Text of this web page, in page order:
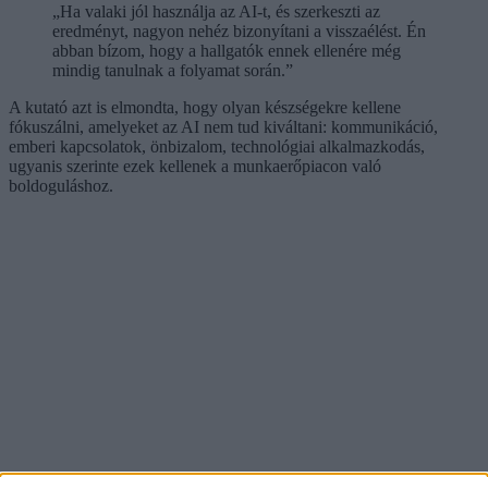
„Ha valaki jól használja az AI-t, és szerkeszti az
eredményt, nagyon nehéz bizonyítani a visszaélést. Én
abban bízom, hogy a hallgatók ennek ellenére még
mindig tanulnak a folyamat során.”
A kutató azt is elmondta, hogy olyan készségekre kellene
fókuszálni, amelyeket az AI nem tud kiváltani: kommunikáció,
emberi kapcsolatok, önbizalom, technológiai alkalmazkodás,
ugyanis szerinte ezek kellenek a munkaerőpiacon való
boldoguláshoz.